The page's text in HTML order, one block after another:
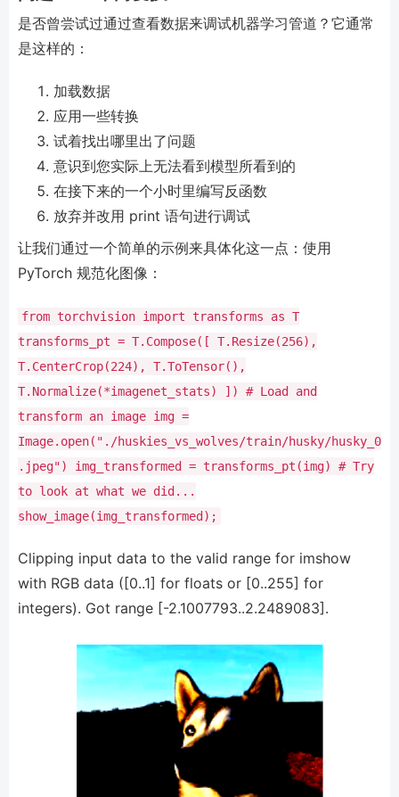
是否曾尝试过通过查看数据来调试机器学习管道？它通常
是这样的：
加载数据
应用一些转换
试着找出哪里出了问题
意识到您实际上无法看到模型所看到的
在接下来的一个小时里编写反函数
放弃并改用 print 语句进行调试
让我们通过一个简单的示例来具体化这一点：使用
PyTorch 规范化图像：
from torchvision import transforms as T
transforms_pt = T.Compose([ T.Resize(256),
T.CenterCrop(224),
T.ToTensor(),
T.Normalize(*imagenet_stats) ])
# Load and
transform an image img =
Image. open( "./huskies_vs_wolves/train/husky/husky_0
.jpeg") img_transformed = transforms_pt(img)
# Try
to look at what we did...
show_image(img_transformed) ;
Clipping input data to the valid range for imshow
with RGB data ([0..1] for floats or [0..255] for
integers). Got range [-2.1007793..2.2489083].